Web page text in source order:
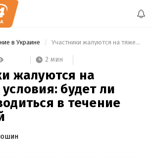
в Украине Участники жалуются на тяжелые условия: будет ли НМТ проводиться в течение двух дней
2 мин
жалуются на
будет ли
в течение